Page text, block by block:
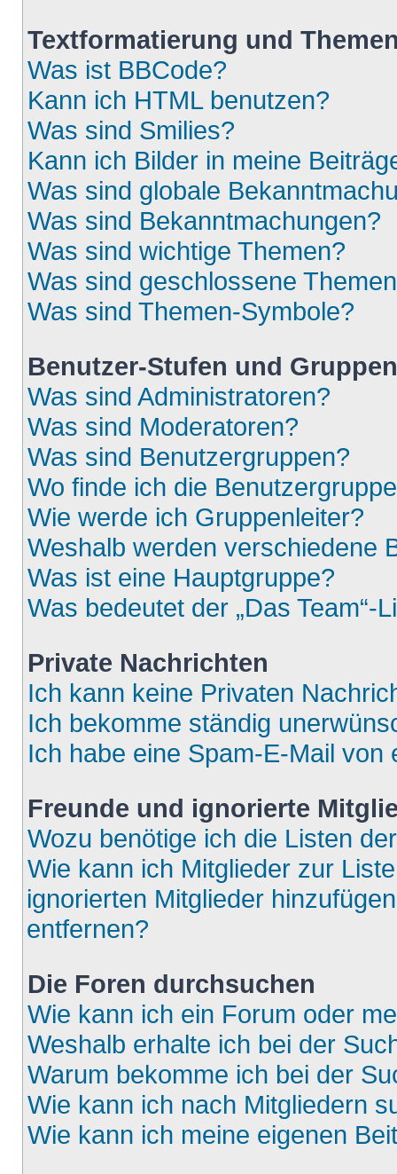
Textformatierung und
Was ist BBCode?
Kann ich HTML benutzen?
Was sind Smilies?
Kann ich Bilder in meine
Was sind globale
Was sind Bekanntmachungen?
Was sind wichtige Themen?
Was sind geschlossene
Was sind Themen-Symbole?
Benutzer-Stufen und Gruppen
Was sind Administratoren?
Was sind Moderatoren?
Was sind Benutzergruppen?
Wo finde ich die
Wie werde ich Gruppenleiter?
Weshalb werden verschiedene
Was ist eine Hauptgruppe?
Was bedeutet der „Das Team“-
Private Nachrichten
Ich kann keine Privaten
Ich bekomme ständig
Ich habe eine Spam-E-Mail
Freunde und ignorierte
Wozu benötige ich die Listen
Wie kann ich Mitglieder zur
ignorierten Mitglieder
entfernen?
Die Foren durchsuchen
Wie kann ich ein Forum oder
Weshalb erhalte ich bei der
Warum bekomme ich bei der
Wie kann ich nach Mitgliedern
Wie kann ich meine eigenen